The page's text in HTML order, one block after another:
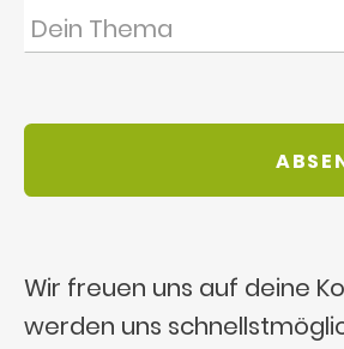
Wir freuen uns auf deine
werden uns